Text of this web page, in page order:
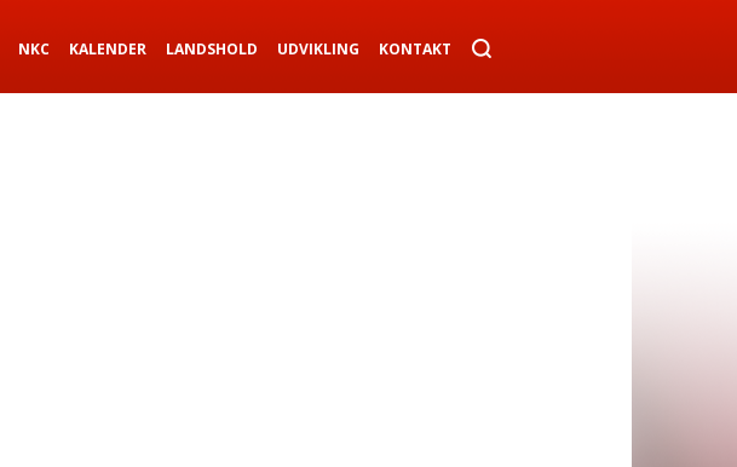
NKC KALENDER LANDSHOLD UDVIKLING KONTAKT